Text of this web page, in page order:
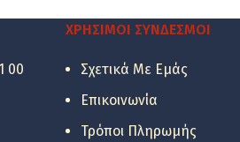
57.54 €.
00
ΧΡΉΣΙΜΟΙ ΣΎΝΔΕΣΜΟΙ
Σχετικά Με Εμάς
Επικοινωνία
Τρόποι Πληρωμής